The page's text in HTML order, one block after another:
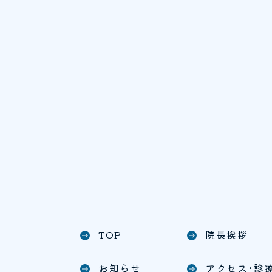
east TOP
east お知らせ
east 院長挨拶
east アクセス･診